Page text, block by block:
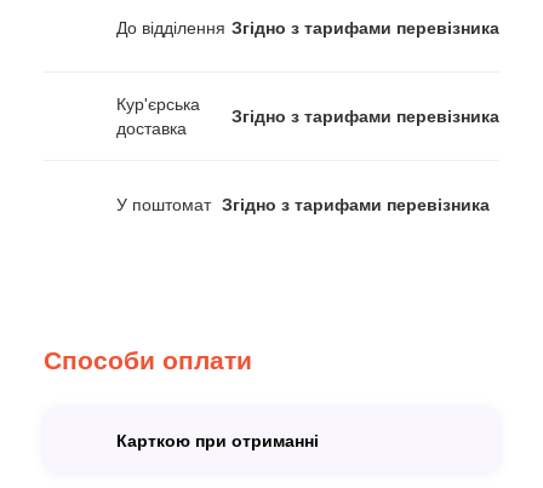
До відділення Згідно з тарифами перевізника
Кур'єрська
доставка
Згідно з тарифами перевізника
У поштомат Згідно з тарифами перевізника
Способи оплати
Карткою при отриманні